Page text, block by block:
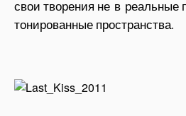
свои творения не в
тонированные пространства.